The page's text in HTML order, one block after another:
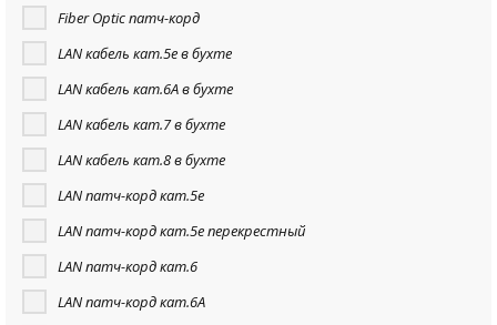
Fiber Optic патч-корд
LAN кабель кат.5е в бухте
LAN кабель кат.6А в бухте
LAN кабель кат.7 в бухте
LAN кабель кат.8 в бухте
LAN патч-корд кат.5e
LAN патч-корд кат.5е перекрестный
LAN патч-корд кат.6
LAN патч-корд кат.6А